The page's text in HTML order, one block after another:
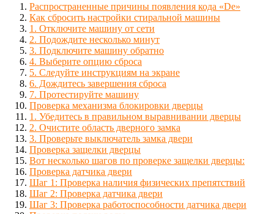
Распространенные причины появления кода «De»
Как сбросить настройки стиральной машины
1. Отключите машину от сети
2. Подождите несколько минут
3. Подключите машину обратно
4. Выберите опцию сброса
5. Следуйте инструкциям на экране
6. Дождитесь завершения сброса
7. Протестируйте машину
Проверка механизма блокировки дверцы
1. Убедитесь в правильном выравнивании дверцы
2. Очистите область дверного замка
3. Проверьте выключатель замка двери
Проверка защелки дверцы
Вот несколько шагов по проверке защелки дверцы:
Проверка датчика двери
Шаг 1: Проверка наличия физических препятствий
Шаг 2: Проверка датчика двери
Шаг 3: Проверка работоспособности датчика двери